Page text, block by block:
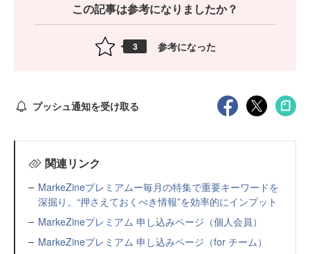
この記事は参考になりましたか？
3 参考になった
プッシュ通知を受け取る
関連リンク
MarkeZineプレミアムー毎月の特集で重要キーワードを
深掘り。“押さえておくべき情報”を効率的にインプット
MarkeZineプレミアム 申し込みページ（個人会員）
MarkeZineプレミアム 申し込みページ（for チーム）